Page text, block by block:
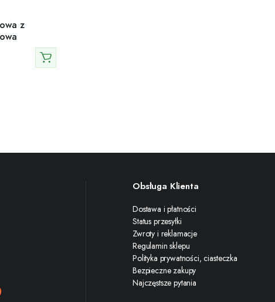
z
Obsługa Klienta
Dostawa i płatności
Status przesyłki
Zwroty i reklamacje
Regulamin sklepu
Polityka prywatności, ciasteczka
Bezpieczne zakupy
Najczęstsze pytania